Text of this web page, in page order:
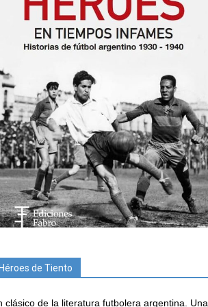
de Tiento
clásico de la literatura futbolera argentina. Una